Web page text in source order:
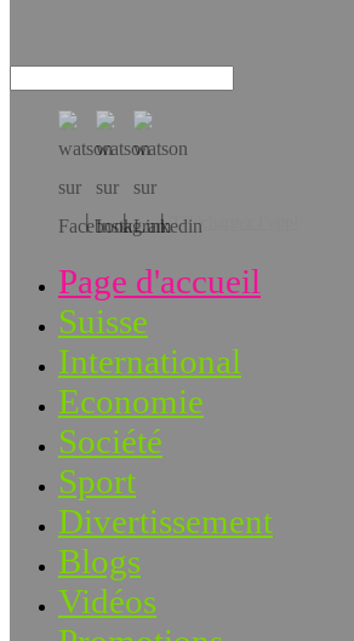
Téléchargez l’app!
Page d'accueil
Suisse
International
Economie
Société
Sport
Divertissement
Blogs
Vidéos